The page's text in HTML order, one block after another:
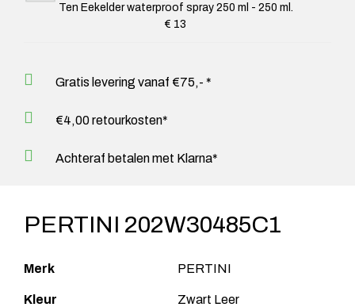
Ten Eekelder waterproof spray 250 ml - 250 ml.
€ 13
Gratis levering vanaf €75,- *
€4,00 retourkosten*
Achteraf betalen met Klarna*
PERTINI 202W30485C1
Merk PERTINI
Kleur Zwart Leer